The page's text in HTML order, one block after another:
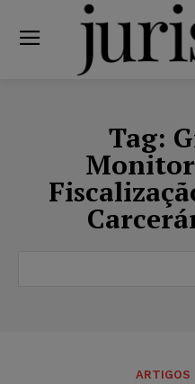
Tag:
ARTIGOS